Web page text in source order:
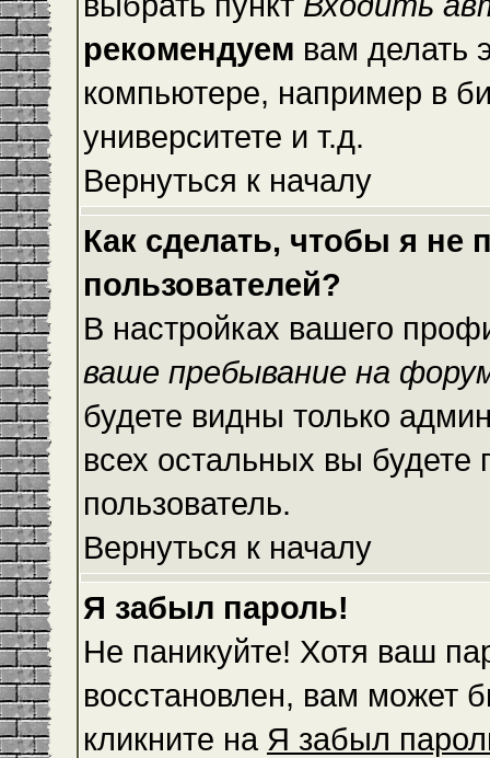
рекомендуем вам делать
компьютере, например в
университете и т.д.
Вернуться к началу
Как сделать, чтобы я не
пользователей?
В настройках вашего
ваше пребывание на
будете видны только
всех остальных вы будете
пользователь.
Вернуться к началу
Я забыл пароль!
Не паникуйте! Хотя ваш
восстановлен, вам может
кликните на Я забыл